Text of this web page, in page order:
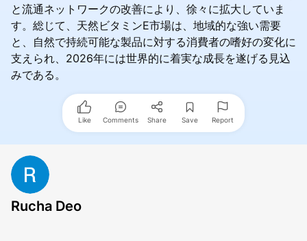
と流通ネットワークの改善により、徐々に拡大していま
す。総じて、天然ビタミンE市場は、地域的な強い需要
と、自然で持続可能な製品に対する消費者の嗜好の変化に
支えられ、2026年には世界的に着実な成長を遂げる見込
みである。
Like Comments Share Save Report
Rucha Deo